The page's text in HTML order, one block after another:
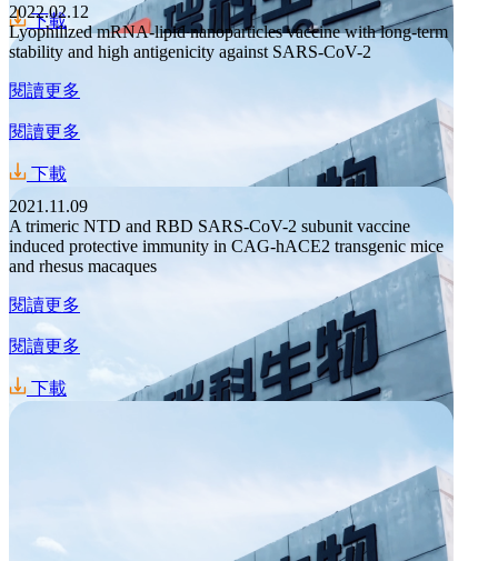
下載
2022.02.12
Lyophilized mRNA-lipid nanoparticles vaccine with long-term
stability and high antigenicity against SARS-CoV-2
閱讀更多
閱讀更多
下載
2021.11.09
A trimeric NTD and RBD SARS-CoV-2 subunit vaccine
induced protective immunity in CAG-hACE2 transgenic mice
and rhesus macaques
閱讀更多
閱讀更多
下載
招標公告